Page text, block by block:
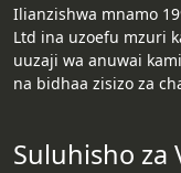
Ilianzishwa mnamo
Ltd ina uzoefu mzuri
uuzaji wa anuwai
na bidhaa zisizo za
Suluhisho za